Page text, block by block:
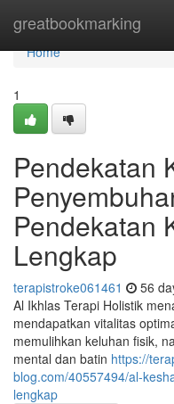
greatbookmarking
Home
Home
1
Pendekatan
Pendekatan
Lengkap
terapistroke061461 56
Al Ikhlas Terapi Holistik
mendapatkan vitalitas
memulihkan keluhan fisik,
mental dan batin https://
blog.com/40557494/al-
lengkap